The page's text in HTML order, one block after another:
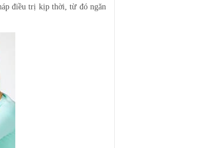
điều trị kịp thời, từ đó ngăn